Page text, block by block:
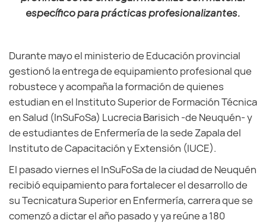
específico para prácticas profesionalizantes.
Durante mayo el ministerio de Educación provincial
gestionó la entrega de equipamiento profesional que
robustece y acompaña la formación de quienes
estudian en el Instituto Superior de Formación Técnica
en Salud (InSuFoSa) Lucrecia Barisich -de Neuquén- y
de estudiantes de Enfermería de la sede Zapala del
Instituto de Capacitación y Extensión (IUCE).
El pasado viernes el InSuFoSa de la ciudad de Neuquén
recibió equipamiento para fortalecer el desarrollo de
su Tecnicatura Superior en Enfermería, carrera que se
comenzó a dictar el año pasado y ya reúne a 180